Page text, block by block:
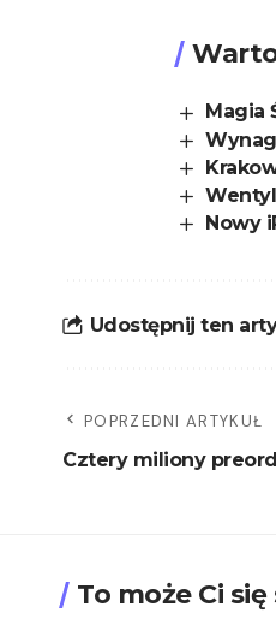
Magia
Nowy
Udostępnij ten
POPRZEDNI ARTYKUŁ
Cztery miliony
To może Ci